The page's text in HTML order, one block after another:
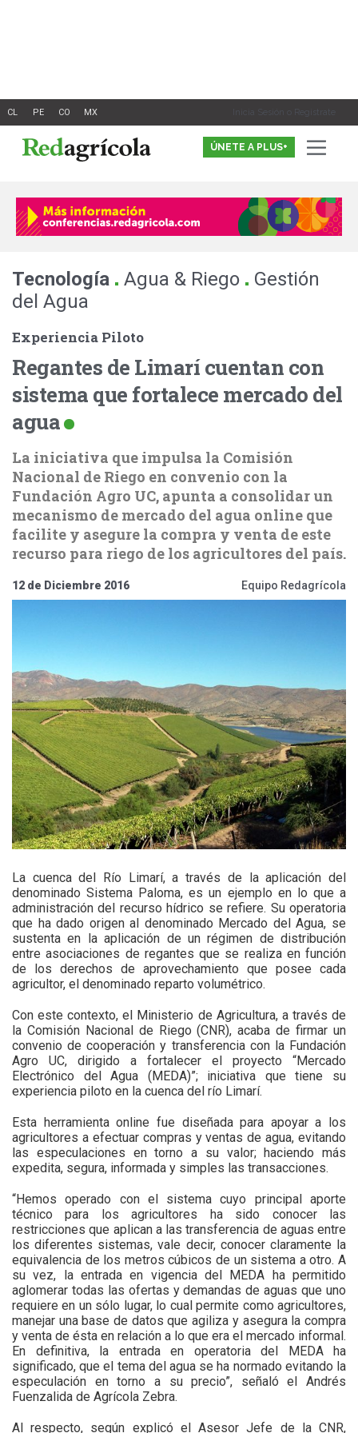
Inicia Sesión o Registrate
ÚNETE A PLUS+
Tecnología . Agua & Riego . Gestión
del Agua
Experiencia Piloto
Regantes de Limarí cuentan con
sistema que fortalece mercado del
agua
La iniciativa que impulsa la Comisión
Nacional de Riego en convenio con la
Fundación Agro UC, apunta a consolidar un
mecanismo de mercado del agua online que
facilite y asegure la compra y venta de este
recurso para riego de los agricultores del país.
12 de Diciembre 2016 Equipo Redagrícola
La cuenca del Río Limarí, a través de la aplicación del
denominado Sistema Paloma, es un ejemplo en lo que a
administración del recurso hídrico se refiere. Su operatoria
que ha dado origen al denominado Mercado del Agua, se
sustenta en la aplicación de un régimen de distribución
entre asociaciones de regantes que se realiza en función
de los derechos de aprovechamiento que posee cada
agricultor, el denominado reparto volumétrico.
Con este contexto, el Ministerio de Agricultura, a través de
la Comisión Nacional de Riego (CNR), acaba de firmar un
convenio de cooperación y transferencia con la Fundación
Agro UC, dirigido a fortalecer el proyecto “Mercado
Electrónico del Agua (MEDA)”; iniciativa que tiene su
experiencia piloto en la cuenca del río Limarí.
Esta herramienta online fue diseñada para apoyar a los
agricultores a efectuar compras y ventas de agua, evitando
las especulaciones en torno a su valor; haciendo más
expedita, segura, informada y simples las transacciones.
“Hemos operado con el sistema cuyo principal aporte
técnico para los agricultores ha sido conocer las
restricciones que aplican a las transferencia de aguas entre
los diferentes sistemas, vale decir, conocer claramente la
equivalencia de los metros cúbicos de un sistema a otro. A
su vez, la entrada en vigencia del MEDA ha permitido
aglomerar todas las ofertas y demandas de aguas que uno
requiere en un sólo lugar, lo cual permite como agricultores,
manejar una base de datos que agiliza y asegura la compra
y venta de ésta en relación a lo que era el mercado informal.
En definitiva, la entrada en operatoria del MEDA ha
significado, que el tema del agua se ha normado evitando la
especulación en torno a su precio”, señaló el Andrés
Fuenzalida de Agrícola Zebra.
Al respecto, según explicó el Asesor Jefe de la CNR,